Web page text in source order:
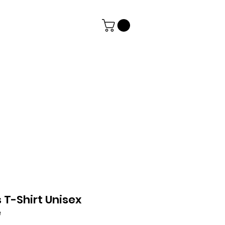
T-Shirt Unisex